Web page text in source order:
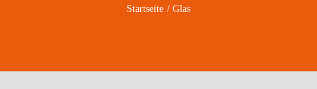
Startseite Glas